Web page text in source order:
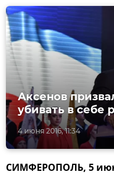
4 июня 2016, 11:34
Аксенов
убивать в себе
СИМФЕРОПОЛЬ, 5